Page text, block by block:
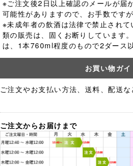
※ご注文後2日以上確認のメールが届
可能性がありますので、お手数です
※未成年者の飲酒は法律で禁止され
類の販売は、固くお断りしています
は、1本760ml程度のもので2ダース
お買い物ガイ
ご注文やお支払い方法、送料、配送な
ご注文からお届けまで